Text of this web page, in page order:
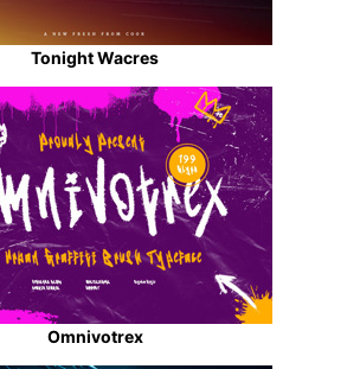
Tonight Wacres
Omnivotrex